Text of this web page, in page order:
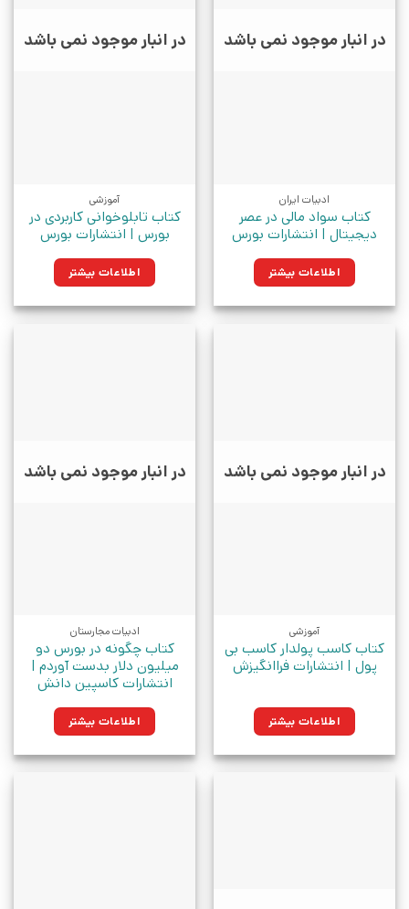
در انبار موجود نمی باشد
ادبیات ایران
کتاب سواد مالی در عصر
دیجیتال | انتشارات بورس
اطلاعات بیشتر
در انبار موجود نمی باشد
آموزشی
کتاب تابلوخوانی کاربردی در
بورس | انتشارات بورس
اطلاعات بیشتر
در انبار موجود نمی باشد
آموزشی
کتاب کاسب پولدار کاسب بی
پول | انتشارات فراانگیزش
اطلاعات بیشتر
در انبار موجود نمی باشد
ادبیات مجارستان
کتاب چگونه در بورس دو
میلیون دلار بدست آوردم |
انتشارات کاسپین دانش
اطلاعات بیشتر